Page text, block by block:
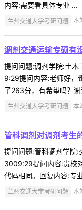
内容:需要看具体专业 ...
兰州交通大学考研问题 本
调剂交通运输专硕有
提问问题:调剂学院:土
9:29提问内容:老师好，
了263分，有希望吗？
兰州交通大学考研问题 本
管科调剂对调剂考生
提问问题:管科调剂学
3009:29提问内容:贵校
代码相同。回复内容:专
兰州交通大学考研问题 本